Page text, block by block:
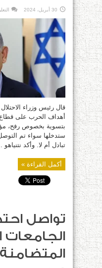
30 أبريل، 2024
قال رئيس وزراء الاحتلال
أهداف الحرب على قطاع
بتسوية بخصوص رفح،
ستدخلها سواء تم
تبادل أم لا. وأكد نتنياهو
أكمل القراءة »
تواصل
الجامعات